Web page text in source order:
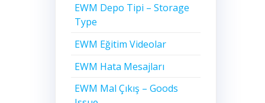
EWM Depo Tipi – Storage
Type
EWM Eğitim Videolar
EWM Hata Mesajları
EWM Mal Çıkış – Goods